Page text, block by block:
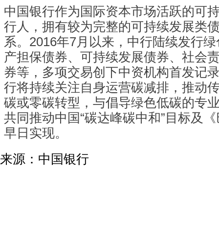
中国银行作为国际资本市场活跃的可
行人，拥有较为完整的可持续发展类
系。2016年7月以来，中行陆续发行
产担保债券、可持续发展债券、社会
券等，多项交易创下中资机构首发记
行将持续关注自身运营碳减排，推动
碳或零碳转型，与倡导绿色低碳的专
共同推动中国“碳达峰碳中和”目标及
早日实现。
来源：中国银行